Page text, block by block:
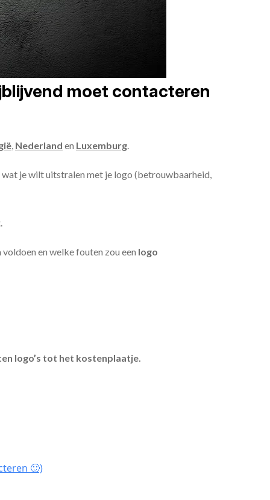
moet contacteren
, Nederland en Luxemburg.
wat je wilt uitstralen met je logo (betrouwbaarheid,
en welke fouten zou een logo
logo’s tot het kostenplaatje.
🙂)